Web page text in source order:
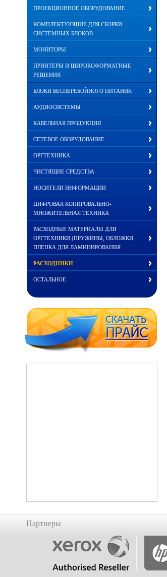
ПРОЕКЦИОННОЕ ОБОРУДОВАНИЕ
КОМПЛЕКТУЮЩИЕ ДЛЯ СБОРКИ
СИСТЕМНЫХ БЛОКОВ
МОНИТОРЫ
ПРИНТЕРЫ И ШИРОКОФОРМАТНЫЕ
РЕШЕНИЯ
БЛОКИ БЕСПЕРЕБОЙНОГО ПИТАНИЯ
АУДИОСИСТЕМЫ
КАБЕЛЬНАЯ ПРОДУКЦИЯ
СЕТЕВОЕ ОБОРУДОВАНИЕ
ОРГТЕХНИКА
ЧИСТЯЩИЕ СРЕДСТВА
НОСИТЕЛИ ИНФОРМАЦИИ
ЦИФРОВАЯ КОПИРОВАЛЬНО-
МНОЖИТЕЛЬНАЯ ТЕХНИКА
РАСХОДНЫЕ МАТЕРИАЛЫ ДЛЯ
ОРГТЕХНИКИ (ПРУЖИНЫ, ОБЛОЖКИ,
ПЛЕНКА ДЛЯ ЛАМИНИРОВАНИЯ
РАСХОДНИКИ
ОСТАЛЬНОЕ
Партнеры